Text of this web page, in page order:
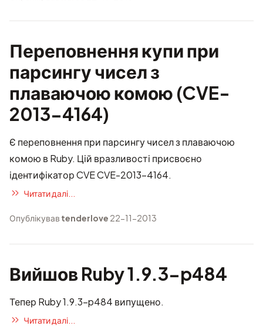
Переповнення купи при
парсингу чисел з
плаваючою комою (CVE-
2013-4164)
Є переповнення при парсингу чисел з плаваючою
комою в Ruby. Цій вразливості присвоєно
ідентифікатор CVE CVE-2013-4164.
Читати далі...
Опублікував tenderlove 22-11-2013
Вийшов Ruby 1.9.3-p484
Тепер Ruby 1.9.3-p484 випущено.
Читати далі...